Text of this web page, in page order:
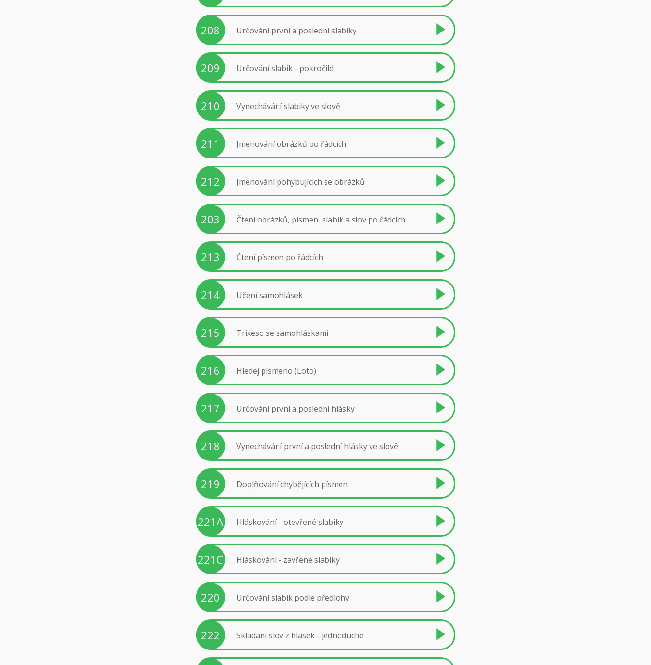
208 Určování první a poslední slabiky
209 Určování slabik - pokročilé
210 Vynechávání slabiky ve slově
211 Jmenování obrázků po řádcích
212 Jmenování pohybujících se obrázků
203 Čtení obrázků, písmen, slabik a slov po řádcích
213 Čtení písmen po řádcích
214 Učení samohlásek
215 Trixeso se samohláskami
216 Hledej písmeno (Loto)
217 Určování první a poslední hlásky
218 Vynechávání první a poslední hlásky ve slově
219 Doplňování chybějících písmen
221A Hláskování - otevřené slabiky
221C Hláskování - zavřené slabiky
220 Určování slabik podle předlohy
222 Skládání slov z hlásek - jednoduché